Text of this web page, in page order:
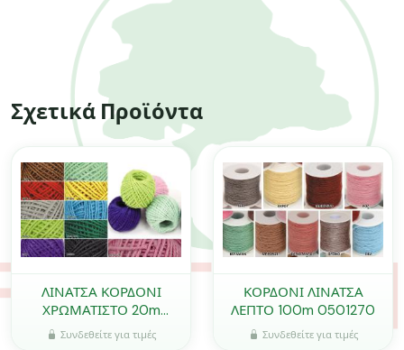
Σχετικά Προϊόντα
ΛΙΝΑΤΣΑ ΚΟΡΔΟΝΙ
ΧΡΩΜΑΤΙΣΤΟ 20m
0502163
Συνδεθείτε για τιμές
ΚΟΡΔΟΝΙ ΛΙΝΑΤΣΑ
ΛΕΠΤΟ 100m 0501270
Συνδεθείτε για τιμές